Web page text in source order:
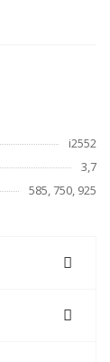
i2552
3,7
585, 750, 925